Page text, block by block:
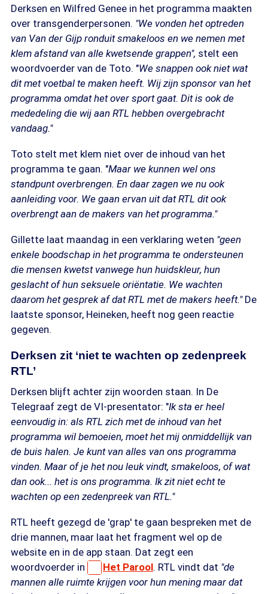
Derksen en Wilfred Genee in het programma maakten
over transgenderpersonen. "We vonden het optreden
van Van der Gijp ronduit smakeloos en we nemen met
klem afstand van alle kwetsende grappen", stelt een
woordvoerder van de Toto. "We snappen ook niet wat
dit met voetbal te maken heeft. Wij zijn sponsor van het
programma omdat het over sport gaat. Dit is ook de
mededeling die wij aan RTL hebben overgebracht
vandaag."
Toto stelt met klem niet over de inhoud van het
programma te gaan. "Maar we kunnen wel ons
standpunt overbrengen. En daar zagen we nu ook
aanleiding voor. We gaan ervan uit dat RTL dit ook
overbrengt aan de makers van het programma."
Gillette laat maandag in een verklaring weten "geen
enkele boodschap in het programma te ondersteunen
die mensen kwetst vanwege hun huidskleur, hun
geslacht of hun seksuele oriëntatie. We wachten
daarom het gesprek af dat RTL met de makers heeft." De
laatste sponsor, Heineken, heeft nog geen reactie
gegeven.
Derksen zit ‘niet te wachten op zedenpreek
RTL’
Derksen blijft achter zijn woorden staan. In De
Telegraaf zegt de VI-presentator: "Ik sta er heel
eenvoudig in: als RTL zich met de inhoud van het
programma wil bemoeien, moet het mij onmiddellijk van
de buis halen. Je kunt van alles van ons programma
vinden. Maar of je het nou leuk vindt, smakeloos, of wat
dan ook... het is ons programma. Ik zit niet echt te
wachten op een zedenpreek van RTL."
RTL heeft gezegd de 'grap' te gaan bespreken met de
drie mannen, maar laat het fragment wel op de
website en in de app staan. Dat zegt een
woordvoerder in
Het Parool. RTL vindt dat "de
mannen alle ruimte krijgen voor hun mening maar dat